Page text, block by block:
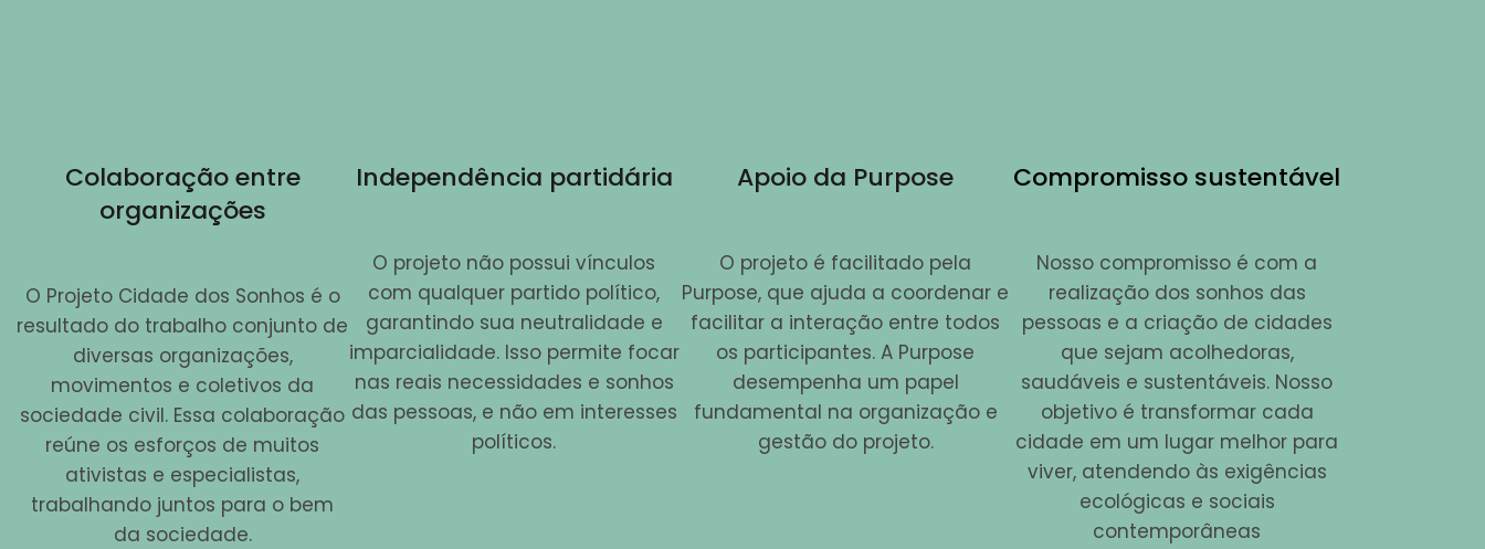
Colaboração entre
organizações
O Projeto Cidade dos Sonhos é o
resultado do trabalho conjunto de
diversas organizações,
movimentos e coletivos da
sociedade civil. Essa colaboração
reúne os esforços de muitos
ativistas e especialistas,
trabalhando juntos para o bem
da sociedade.
Independência partidária
O projeto não possui vínculos
com qualquer partido político,
garantindo sua neutralidade e
imparcialidade. Isso permite focar
nas reais necessidades e sonhos
das pessoas, e não em interesses
políticos.
Apoio da Purpose
O projeto é facilitado pela
Purpose, que ajuda a coordenar e
facilitar a interação entre todos
os participantes. A Purpose
desempenha um papel
fundamental na organização e
gestão do projeto.
Compromisso sustentável
Nosso compromisso é com a
realização dos sonhos das
pessoas e a criação de cidades
que sejam acolhedoras,
saudáveis e sustentáveis. Nosso
objetivo é transformar cada
cidade em um lugar melhor para
viver, atendendo às exigências
ecológicas e sociais
contemporâneas